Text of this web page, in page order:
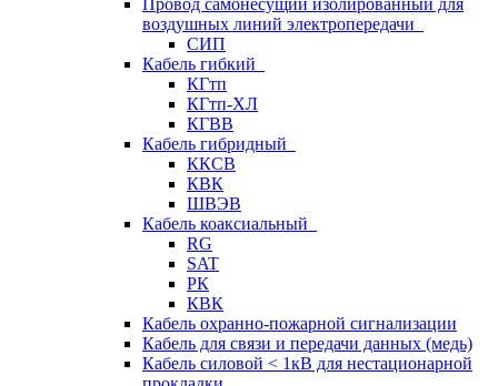
Провод самонесущий изолированный для
воздушных линий электропередачи
СИП
Кабель гибкий
КГтп
КГтп-ХЛ
КГВВ
Кабель гибридный
ККСВ
КВК
ШВЭВ
Кабель коаксиальный
RG
SAT
РК
КВК
Кабель охранно-пожарной сигнализации
Кабель для связи и передачи данных (медь)
Кабель силовой < 1кВ для нестационарной